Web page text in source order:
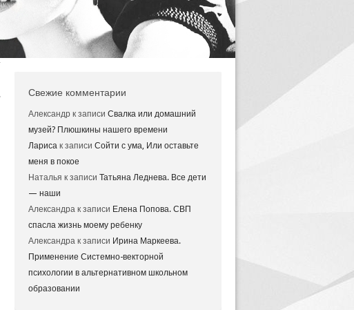
Свежие комментарии
Александр к записи Свалка или домашний
музей? Плюшкины нашего времени
Лариса к записи Сойти с ума, Или оставьте
меня в покое
Наталья к записи Татьяна Леднева. Все дети
— наши
Александра к записи Елена Попова. СВП
спасла жизнь моему ребенку
Александра к записи Ирина Маркеева.
Применение Системно-векторной
психологии в альтернативном школьном
образовании